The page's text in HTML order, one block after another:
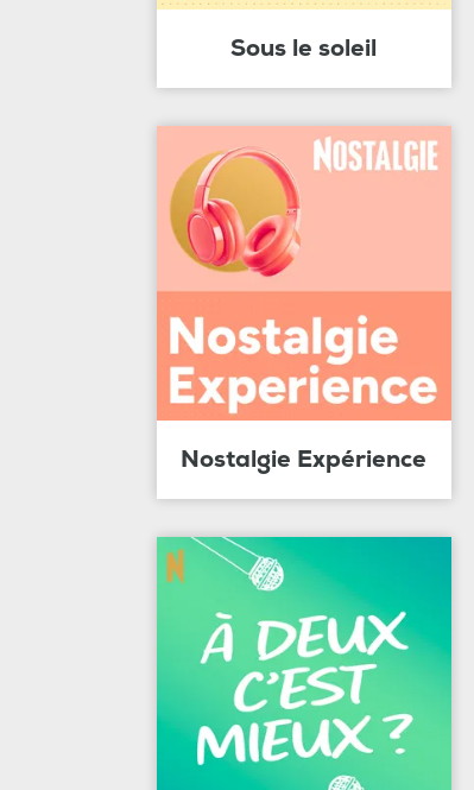
Sous le soleil
Nostalgie Expérience